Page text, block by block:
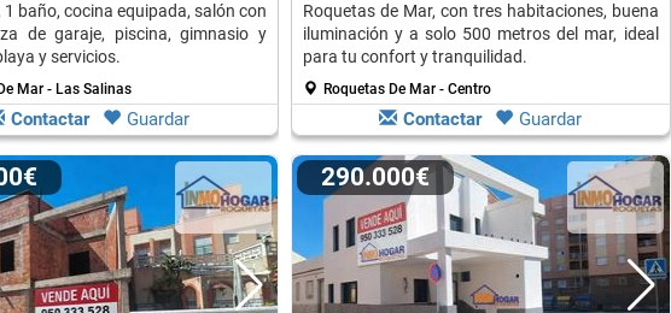
baño, cocina equipada, salón con
de garaje, piscina, gimnasio y
y servicios.
Mar - Las Salinas
Contactar Guardar
Roquetas de Mar, con tres habitaciones, buena
iluminación y a solo 500 metros del mar, ideal
para tu confort y tranquilidad.
Roquetas De Mar - Centro
Contactar Guardar
290.000€